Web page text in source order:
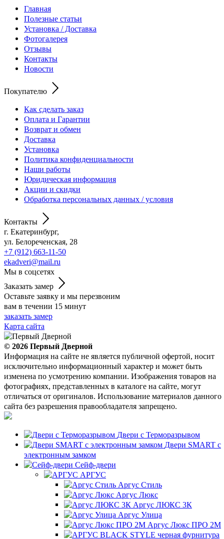
Главная
Полезные статьи
Установка / Доставка
Фотогалерея
Отзывы
Контакты
Новости
Покупателю
Как сделать заказ
Оплата и Гарантии
Возврат и обмен
Доставка
Установка
Политика конфиденциальности
Наши работы
Юридическая информация
Акции и скидки
Обработка персональных данных / условия
Контакты
г. Екатеринбург,
ул. Белореченская, 28
+7 (912) 663-11-50
ekadveri@mail.ru
Мы в соцсетях
Заказать замер
Оставьте заявку и мы перезвоним
вам в течении 15 минут
заказать замер
Карта сайта
© 2026 Первый Дверной
Информация на сайте не является публичной офертой, носит
исключительно информационный характер и может быть
изменена по усмотрению компании. Изображения товаров на
фотографиях, представленных в каталоге на сайте, могут
отличаться от оригиналов. Использование материалов данного
сайта без разрешения правообладателя запрещено.
Двери с Терморазрывом
Двери SMART с
электронным замком
Сейф-двери
АРГУС
Аргус Стиль
Аргус Люкс
Аргус ЛЮКС 3К
Аргус Улица
Аргус Люкс ПРО 2М